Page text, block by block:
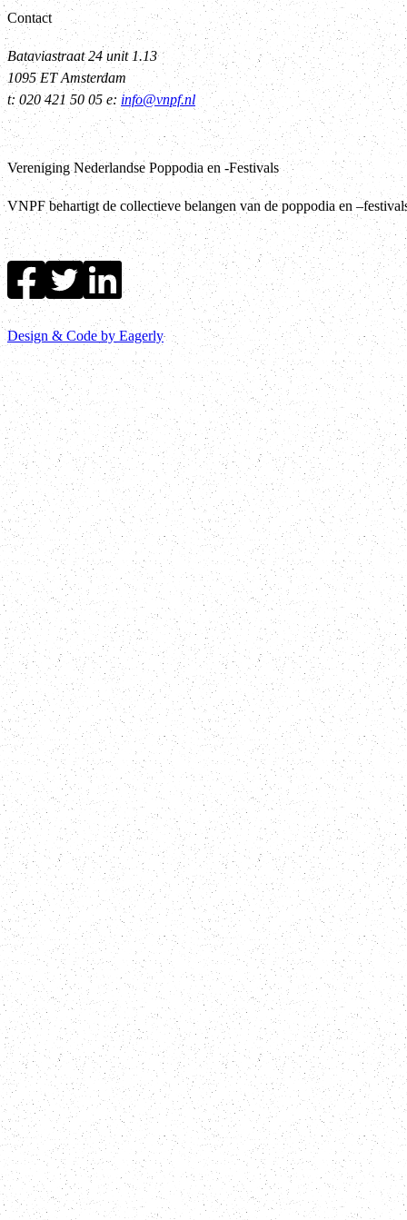
Contact
Bataviastraat 24 unit 1.13
1095 ET Amsterdam
t: 020 421 50 05 e: info@vnpf.nl
Vereniging Nederlandse Poppodia en -Festivals
VNPF behartigt de collectieve belangen van de poppodia en
Design & Code by Eagerly